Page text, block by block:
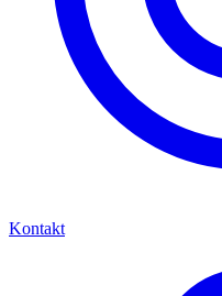
Kontakt